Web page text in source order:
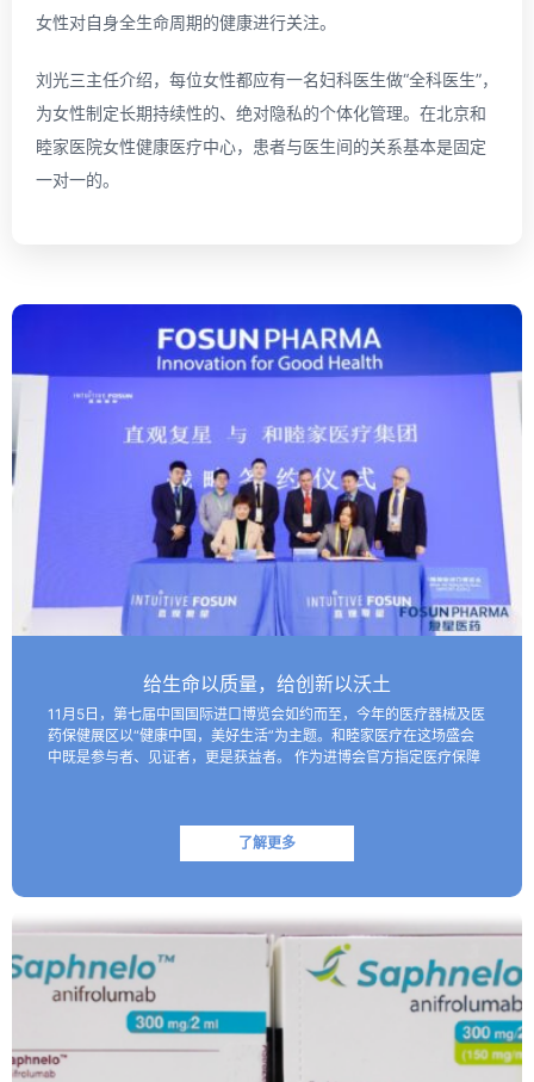
女性对自身全生命周期的健康进行关注。
刘光三主任介绍，每位女性都应有一名妇科医生做“全科医生”，
为女性制定长期持续性的、绝对隐私的个体化管理。在北京和
睦家医院女性健康医疗中心，患者与医生间的关系基本是固定
一对一的。
给生命以质量，给创新以沃土
11月5日，第七届中国国际进口博览会如约而至，今年的医疗器械及医
药保健展区以“健康中国，美好生活”为主题。和睦家医疗在这场盛会
中既是参与者、见证者，更是获益者。 作为进博会官方指定医疗保障
了解更多